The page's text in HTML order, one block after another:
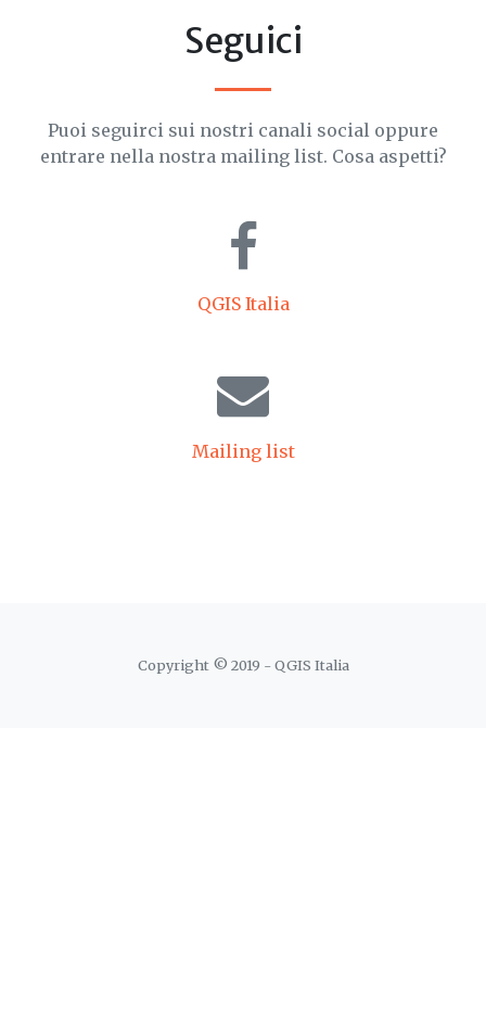
Seguici
Puoi seguirci sui nostri canali social oppure
entrare nella nostra mailing list. Cosa aspetti?
QGIS Italia
Mailing list
Copyright © 2019 - QGIS Italia